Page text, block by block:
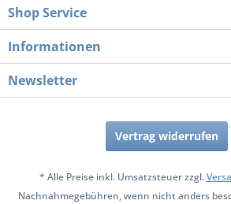
Shop Service
Informationen
Newsletter
Vertrag widerrufen
* Alle Preise inkl. Umsatzsteuer zzgl.
Nachnahmegebühren, wenn nicht anders